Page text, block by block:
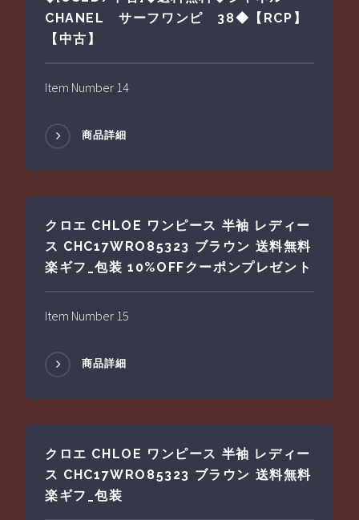
CHANEL サーフワンピ 38◆【RCP】
【中古】
Item Number 14
商品詳細
クロエ CHLOE ワンピース 半袖 レディー
ス CHC17WRO85323 ブラウン 送料無料
楽ギフ_包装 10%OFFクーポンプレゼント
Item Number 15
商品詳細
クロエ CHLOE ワンピース 半袖 レディー
ス CHC17WRO85323 ブラウン 送料無料
楽ギフ_包装